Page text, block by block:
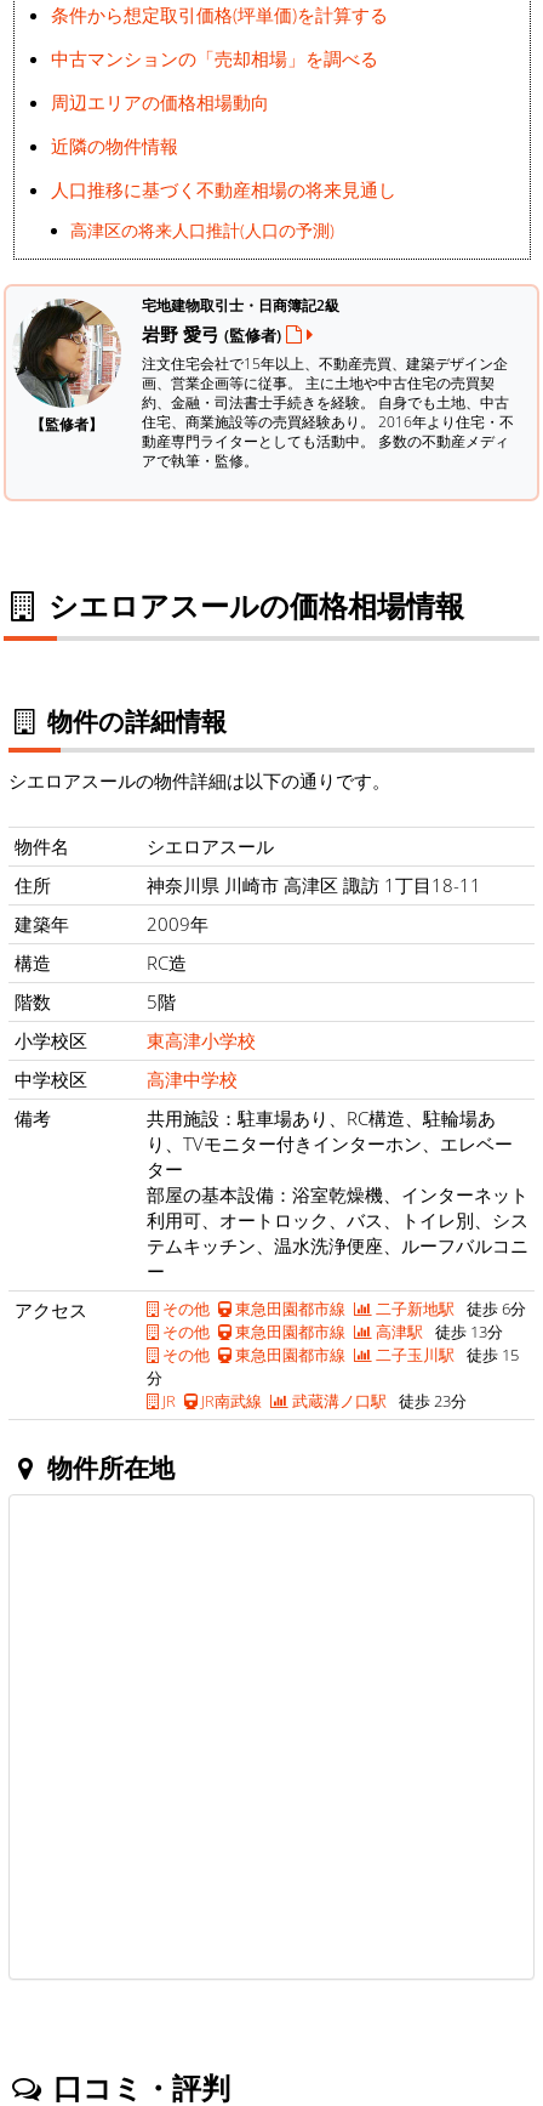
条件から想定取引価格(坪単価)を計算する
中古マンションの「売却相場」を調べる
周辺エリアの価格相場動向
近隣の物件情報
人口推移に基づく不動産相場の将来見通し
高津区の将来人口推計(人口の予測)
【監修者】
宅地建物取引士・日商簿記2級
岩野 愛弓 (監修者)
注文住宅会社で15年以上、不動産売買、建築デザイン企
画、営業企画等に従事。 主に土地や中古住宅の売買契
約、金融・司法書士手続きを経験。 自身でも土地、中古
住宅、商業施設等の売買経験あり。 2016年より住宅・不
動産専門ライターとしても活動中。 多数の不動産メディ
アで執筆・監修。
シエロアスールの価格相場情報
物件の詳細情報
シエロアスールの物件詳細は以下の通りです。
物件名
シエロアスール
住所
神奈川県 川崎市 高津区 諏訪 1丁目18-11
建築年
2009年
構造
RC造
階数
5階
小学校区
東高津小学校
中学校区
高津中学校
備考
共用施設：駐車場あり、RC構造、駐輪場あ
り、TVモニター付きインターホン、エレベー
ター
部屋の基本設備：浴室乾燥機、インターネット
利用可、オートロック、バス、トイレ別、シス
テムキッチン、温水洗浄便座、ルーフバルコニ
ー
アクセス
その他 東急田園都市線 二子新地駅 徒歩 6分
その他
東急田園都市線 高津駅 徒歩 13分
その他
東急田園都市線 二子玉川駅 徒歩 15
分
JR
JR南武線 武蔵溝ノ口駅 徒歩 23分
物件所在地
口コミ・評判